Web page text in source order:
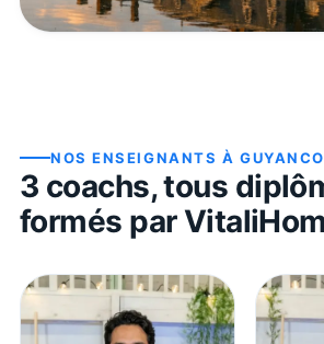
NOS ENSEIGNANTS À
3 coachs, tous
formés par